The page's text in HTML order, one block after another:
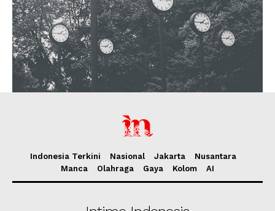
Indonesia Terkini Nasional Jakarta
Nusantara
Manca
Olahraga Gaya Kolom AI